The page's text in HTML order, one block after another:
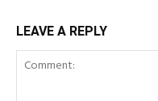
LEAVE A REPLY